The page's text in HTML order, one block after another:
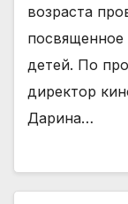
возраста
детей. По
директор
Дарина…